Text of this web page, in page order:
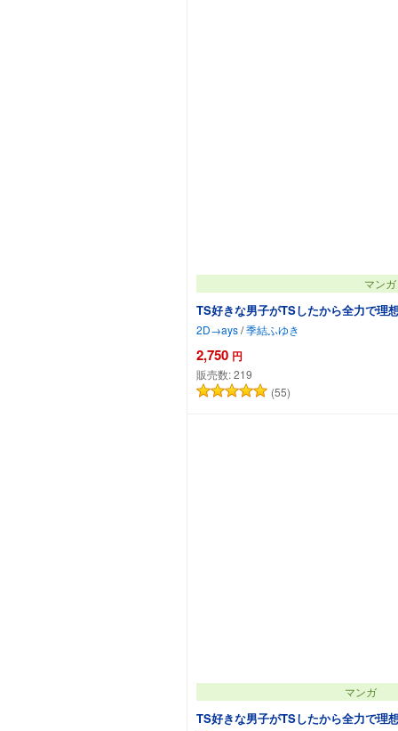
マンガ
TS好きな男子がTSしたから全力で理
2D→ays/季結ふゆき
2,750 円
販売数:219
(55)
マンガ
TS好きな男子がTSしたから全力で理